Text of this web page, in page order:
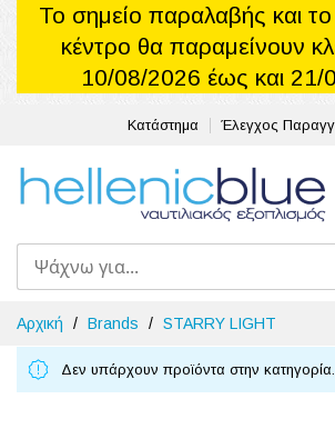
Το σημείο παραλαβής και
κέντρο θα παραμείνουν
10/08/2026 έως και 21/
Κατάστημα Έλεγχος
Μετάβαση
στο
περιεχόμενο
Αρχική Brands STARRY LIGHT
Δεν υπάρχουν προϊόντα στην κατηγορία.